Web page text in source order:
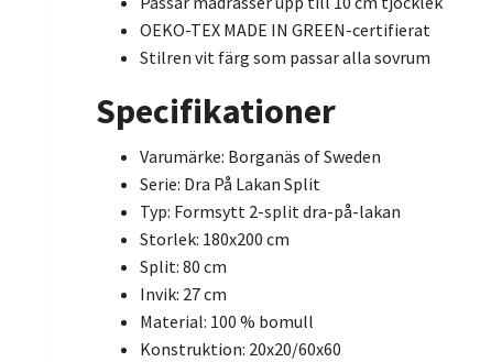
OEKO-TEX MADE IN GREEN-certifierat
Stilren vit färg som passar alla sovrum
Specifikationer
Varumärke: Borganäs of Sweden
Serie: Dra På Lakan Split
Typ: Formsytt 2-split dra-på-lakan
Storlek: 180x200 cm
Split: 80 cm
Invik: 27 cm
Material: 100 % bomull
Konstruktion: 20x20/60x60